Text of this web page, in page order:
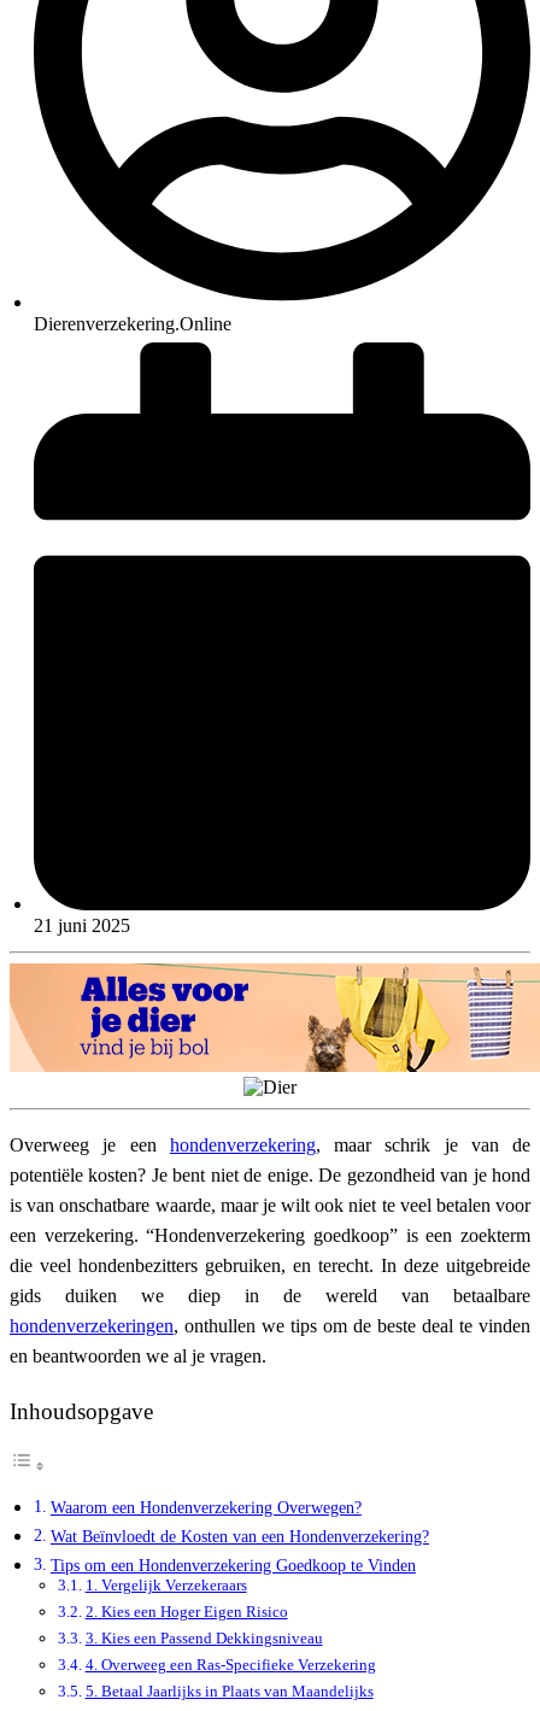
Dierenverzekering.Online
21 juni 2025
Overweeg je een hondenverzekering, maar schrik je van de
potentiële kosten? Je bent niet de enige. De gezondheid van je hond
is van onschatbare waarde, maar je wilt ook niet te veel betalen voor
een verzekering. “Hondenverzekering goedkoop” is een zoekterm
die veel hondenbezitters gebruiken, en terecht. In deze uitgebreide
gids duiken we diep in de wereld van betaalbare
hondenverzekeringen, onthullen we tips om de beste deal te vinden
en beantwoorden we al je vragen.
Inhoudsopgave
Waarom een Hondenverzekering Overwegen?
Wat Beïnvloedt de Kosten van een Hondenverzekering?
Tips om een Hondenverzekering Goedkoop te Vinden
1. Vergelijk Verzekeraars
2. Kies een Hoger Eigen Risico
3. Kies een Passend Dekkingsniveau
4. Overweeg een Ras-Specifieke Verzekering
5. Betaal Jaarlijks in Plaats van Maandelijks